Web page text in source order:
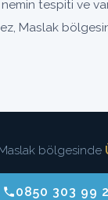
tespiti ve
Maslak
bölgesinde
0850 303 99